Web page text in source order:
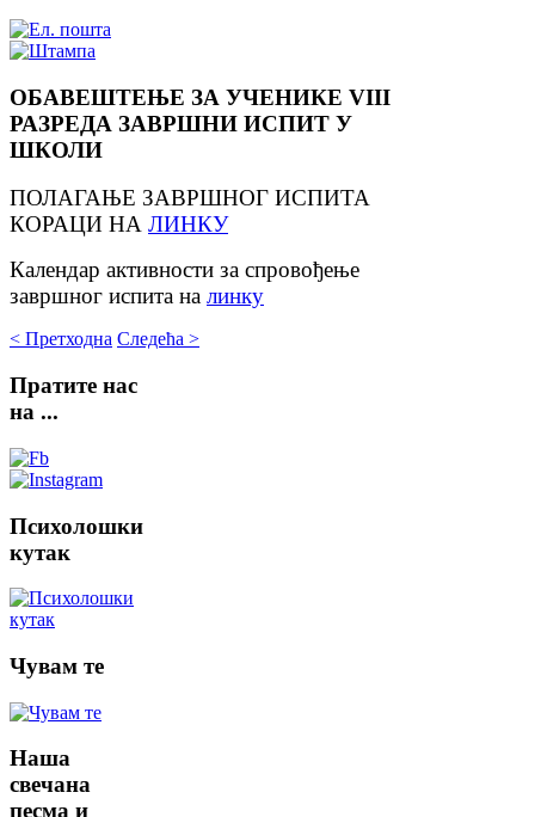
ОБАВЕШТЕЊЕ ЗА УЧЕНИКЕ VIII
РАЗРЕДА ЗАВРШНИ ИСПИТ У
ШКОЛИ
ПОЛАГАЊЕ ЗАВРШНОГ ИСПИТА
КОРАЦИ НА ЛИНКУ
Календар активности за спровођење
завршног испита на линку
< Претходна Следећа >
Пратите нас
на ...
Психолошки
кутак
Чувам те
Наша
свечана
песма и